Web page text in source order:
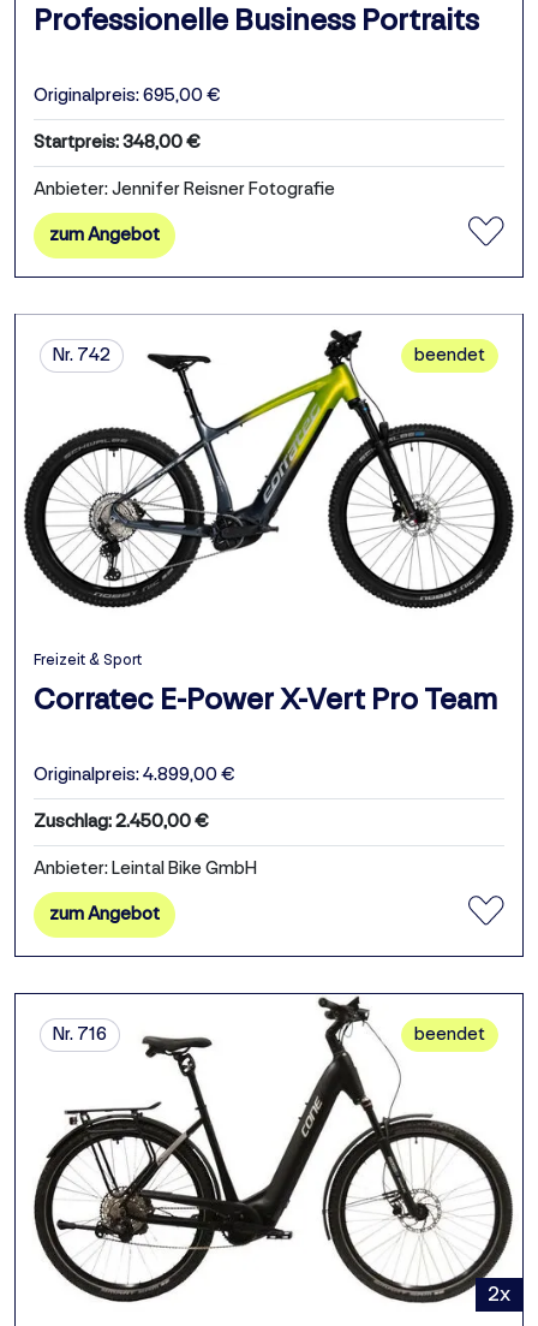
Professionelle Business Portraits
Originalpreis: 695,00 €
Startpreis: 348,00 €
Anbieter: Jennifer Reisner Fotografie
zum Angebot
Nr. 742 beendet
Freizeit & Sport
Corratec E-Power X-Vert Pro Team
Originalpreis: 4.899,00 €
Zuschlag: 2.450,00 €
Anbieter: Leintal Bike GmbH
zum Angebot
Nr. 716
2x
beendet